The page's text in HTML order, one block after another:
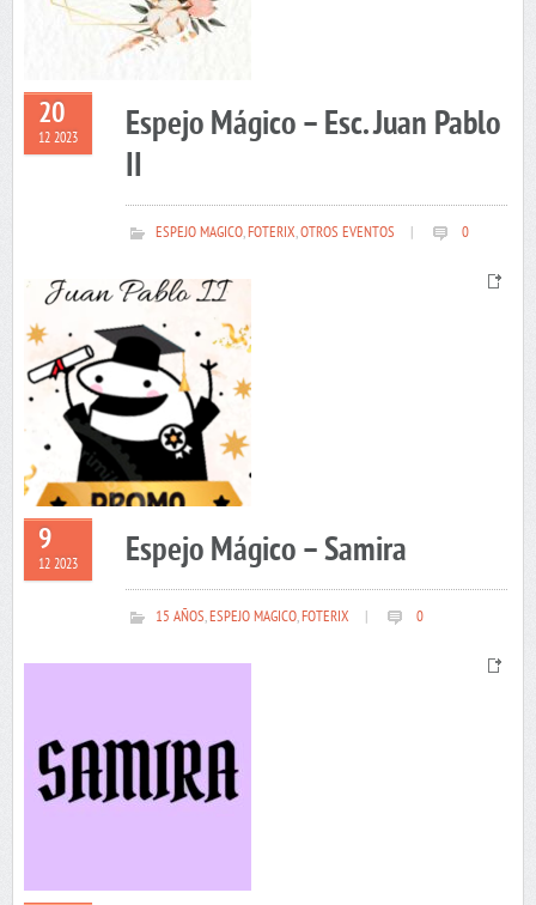
20
12 2023
Espejo Mágico – Esc. Juan Pablo
II
ESPEJO MAGICO,FOTERIX,OTROS EVENTOS 0
9
12 2023 Espejo Mágico – Samira
15 AÑOS,ESPEJO MAGICO,FOTERIX 0